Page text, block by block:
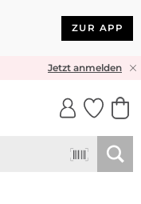
ZUR APP
Jetzt anmelden